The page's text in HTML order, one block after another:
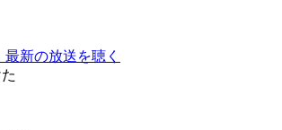
最新の放送を聴く